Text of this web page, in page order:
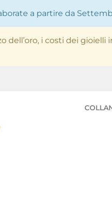
a partire da
dell’oro, i costi dei